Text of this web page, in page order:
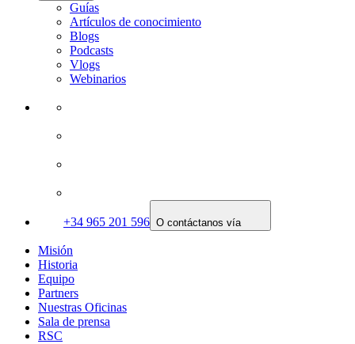
Guías
Artículos de conocimiento
Blogs
Podcasts
Vlogs
Webinarios
+34 965 201 596 O contáctanos vía
Misión
Historia
Equipo
Partners
Nuestras Oficinas
Sala de prensa
RSC